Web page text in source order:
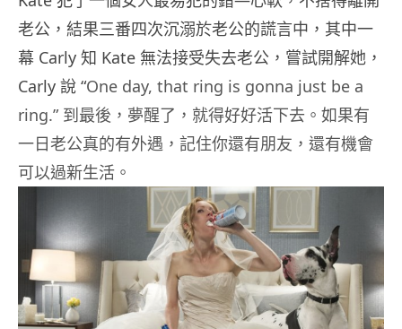
老公，結果三番四次沉溺於老公的謊言中，其中一
幕 Carly 知 Kate 無法接受失去老公，嘗試開解她，
Carly 說 “One day, that ring is gonna just be a
ring.” 到最後，夢醒了，就得好好活下去。如果有
一日老公真的有外遇，記住你還有朋友，還有機會
可以過新生活。